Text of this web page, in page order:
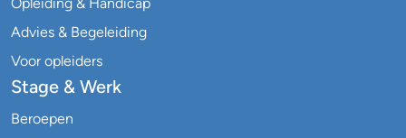
Advies & Begeleiding
Voor opleiders
Stage & Werk
Beroepen